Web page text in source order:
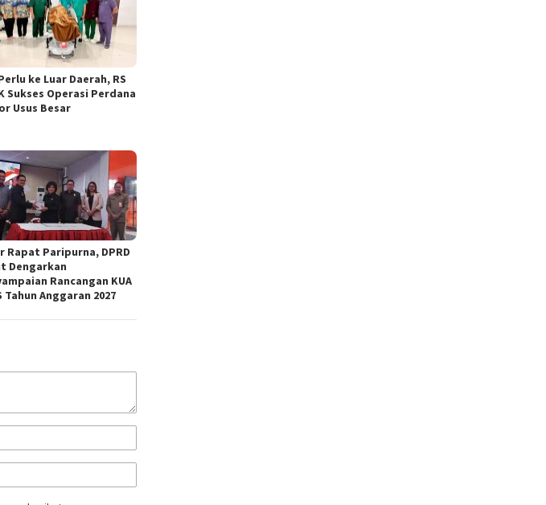
ke Luar Daerah, RS
Sukses Operasi Perdana
Usus Besar
Rapat Paripurna, DPRD
Dengarkan
Rancangan KUA
Tahun Anggaran 2027